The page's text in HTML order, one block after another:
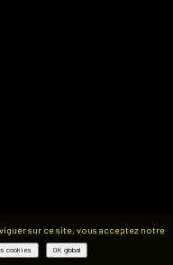
sur ce site, vous acceptez notre
cookies OK global